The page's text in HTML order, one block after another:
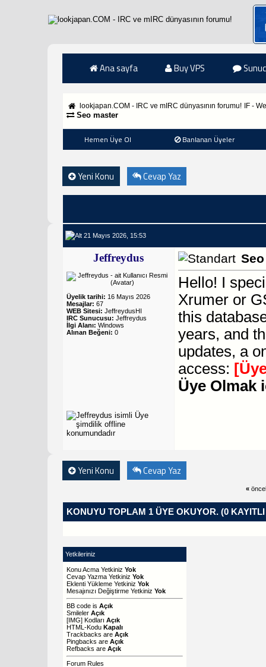
Ana sayfa Buy VPS
lookjapan.COM - IRC ve mIRC dünyasının forumu! IF -
Seo master
Hemen Üye Ol Banlanan Üyeler
Yeni Konu Cevap Yaz
21 Mayıs 2026, 15:53
Jeffreydus
Üyelik tarihi: 16 Mayıs 2026
Mesajlar: 67
WEB Sitesi: JeffreydusHI
IRC Sunucusu: Jeffreydus
İlgi Alanı: Windows
Alınan Beğeni: 0
Hello! I
Xrumer or
this
years, and
updates, a
access:
Üye Olmak
Yeni Konu Cevap Yaz
«
KONUYU TOPLAM 1 ÜYE OKUYOR.(0
Yetkileriniz
Konu Acma YetkinizYok
Cevap Yazma YetkinizYok
Eklenti Yükleme YetkinizYok
Mesajınızı Değiştirme YetkinizYok
BB code isAçık
Smileler Açık
[IMG] KodlarıAçık
HTML-KoduKapalı
Trackbacks areAçık
Pingbacks areAçık
Refbacks areAçık
Forum Rules